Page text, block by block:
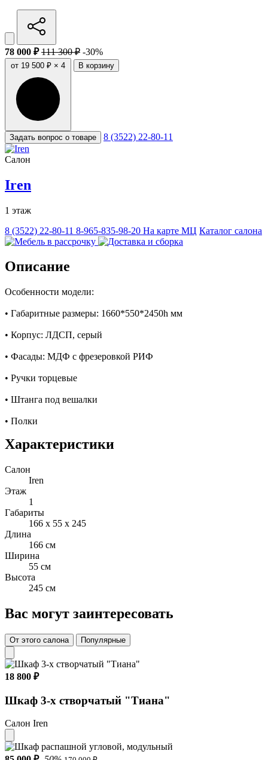
78 000 ₽ 111 300 ₽ -30%
от 19 500 ₽ × 4 В корзину
Задать вопрос о товаре 8 (3522) 22-80-11
Салон
Iren
1 этаж
8 (3522) 22-80-11 8-965-835-98-20 На карте МЦ Каталог салона
Описание
Особенности модели:
• Габаритные размеры: 1660*550*2450h мм
• Корпус: ЛДСП, серый
• Фасады: МДФ с фрезеровкой РИФ
• Ручки торцевые
• Штанга под вешалки
• Полки
Характеристики
Салон
Iren
Этаж
1
Габариты
166 x 55 x 245
Длина
166 см
Ширина
55 см
Высота
245 см
Вас могут заинтересовать
От этого салона Популярные
18 800 ₽
Шкаф 3-х створчатый "Тиана"
Салон Iren